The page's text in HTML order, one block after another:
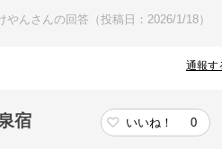
やんさんの回答（投稿日：2026/1/18）
通報す
宿 いいね！ 0